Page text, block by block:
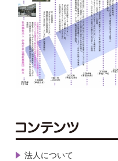
法人について